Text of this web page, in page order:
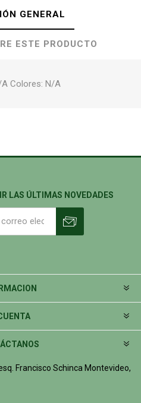
GENERAL
ESTE PRODUCTO
Colores: N/A
LAS ÚLTIMAS NOVEDADES
Francisco Schinca Montevideo,